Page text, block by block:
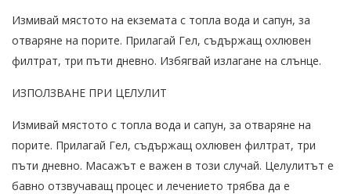
Измивай мястото на екземата с топла вода и сапун, за
отваряне на порите. Прилагай Гел, съдържащ охлювен
филтрат, три пъти дневно. Избягвай излагане на слънце.
ИЗПОЛЗВАНЕ ПРИ ЦЕЛУЛИТ
Измивай мястото с топла вода и сапун, за отваряне на
порите. Прилагай Гел, съдържащ охлювен филтрат, три
пъти дневно. Масажът е важен в този случай. Целулитът е
бавно отзвучаващ процес и лечението трябва да е